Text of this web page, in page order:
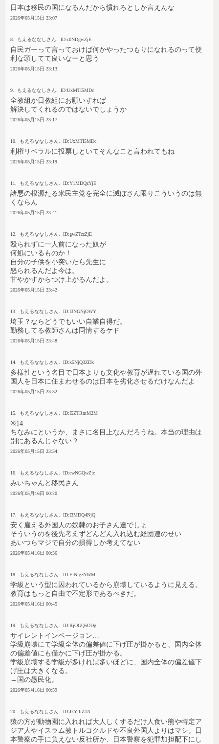
日本は移民の国になるんだから慣れろとしか言えんな
2026年05月15日 23:07
8. もえるななしさん. ID:c0NDgwZjE
自民ガーって言っておけば何かやったつもりになれるのって便
利な頭してて良いなーと思う
2026年05月15日 23:13
9. もえるななしさん. ID:UxMTI5MDc
全教組か日教組にお願いすれば
解決してくれるのではないでしょうか
2026年05月15日 23:17
10. もえるななしさん. ID:UxMTI5MDc
利権リベラルに投票しといてそんなこと言われてもね
2026年05月15日 23:19
11. もえるななしさん. ID:Y1MDQzYjE
諸悪の根源たる米民主党を完全に滅ぼさん限りこういうのは無
くならん
2026年05月15日 23:41
12. もえるななしさん. ID:gwZTczZjE
殴られずに一人前になった奴が
何処にいるものか！
自分の子供を小突いたら先生に
怒られるんだよ今は。
甘やかすからつけ上がるんだよ。
2026年05月15日 23:42
13. もえるななしさん. ID:I3NGNjOWY
埼玉？ならどうでもいい自業自得だ。
勤務してる教師さんは同情するケド
2026年05月15日 23:48
14. もえるななしさん. ID:k5NjQ3ZDk
多様性という名目で日本よりも文化や教育が遅れている国の外
国人を日本に住まわせるのは日本を劣化させるだけなんだよ
2026年05月15日 23:52
15. もえるななしさん. ID:I5ZTRmM2M
※14
ちなみにというか、まさに名目上なんだろうね。本当の理由は
別にあるんじゃない？
2026年05月15日 23:54
16. もえるななしさん. ID:cwNGQwZjc
みいちゃんと移民さん
2026年05月16日 00:20
17. もえるななしさん. ID:I3MDQ4NjQ
安く雇える外国人の奴隷のお子さん達でしょ
そういうのを後先考えずどんどん入れ込む経団連のせい
あいつらマジで自分の損得しか考えてない
2026年05月16日 00:36
18. もえるななしさん. ID:FlNjgzNWM
学級という型に囚われているから崩壊しているように見える。
教育はもっと自由で不定形であるべきだ。
2026年05月16日 00:45
19. もえるななしさん. ID:RjOGQ5ODg
サイレントインベージョン…
学級崩壊にて学級全体の偏差値に下げ圧が掛かると、国内全体
の偏差値にも僅かに下げ圧が掛かる。
学級崩壊する学級が多ければ多いほどに、国内全体の偏差値下
げ圧は大きくなる。
→国の愚民化。
2026年05月16日 00:59
20. もえるななしさん. ID:JkYjliZTA
猿の方が動物園に入れれば大人しくするだけ人食い熊や特定ア
ジア人やイスラム教トルコクルドや不良外国人よりはマシ。日
本警察の手に負えない反社所か、日本警察を犯罪加担配下にし